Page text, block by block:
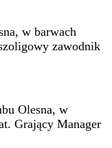
w barwach
zawodnik
Olesna, w
Grający Manager